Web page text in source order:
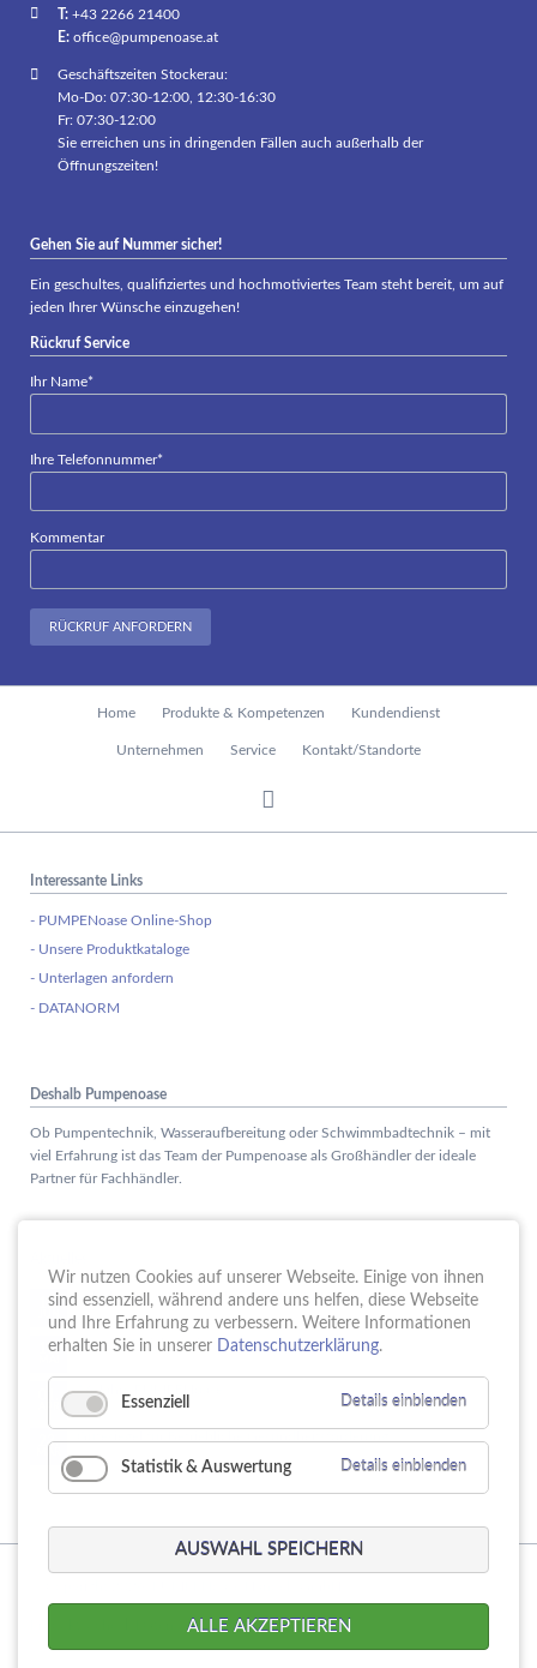
T:+43 2266 21400
E: office@pumpenoase.at
Geschäftszeiten Stockerau:
Mo-Do: 07:30-12:00, 12:30-16:30
Fr: 07:30-12:00
Sie erreichen uns in dringenden Fällen auch außerhalb der
Öffnungszeiten!
Gehen Sie auf Nummer sicher!
Ein geschultes, qualifiziertes und hochmotiviertes Team steht bereit, um auf
jeden Ihrer Wünsche einzugehen!
Rückruf Service
Pflichtfeld
Ihr Name*
Pflichtfeld
Ihre Telefonnummer*
Kommentar
RÜCKRUF ANFORDERN
Home Produkte & Kompetenzen Kundendienst
Unternehmen Service Kontakt/Standorte
Interessante Links
- PUMPENoase Online-Shop
- Unsere Produktkataloge
- Unterlagen anfordern
- DATANORM
Deshalb Pumpenoase
Ob Pumpentechnik, Wasseraufbereitung oder Schwimmbadtechnik – mit
viel Erfahrung ist das Team der Pumpenoase als Großhändler der ideale
Partner für Fachhändler.
15. Schule trifft Wirtschaft bei der PUMPENoase!
18. Vortrag IT-Sicherheit
16 Jahre PUMPENoase
23.
überspringen
Datenschutz Impressum AGB
Wir nutzen Cookies auf unserer Webseite. Einige von ihnen
sind essenziell, während andere uns helfen, diese Webseite
und Ihre Erfahrung zu verbessern. Weitere Informationen
erhalten Sie in unserer Datenschutzerklärung.
Essenziell Details einblenden
Statistik & Auswertung Details einblenden
AUSWAHL SPEICHERN
ALLE AKZEPTIEREN